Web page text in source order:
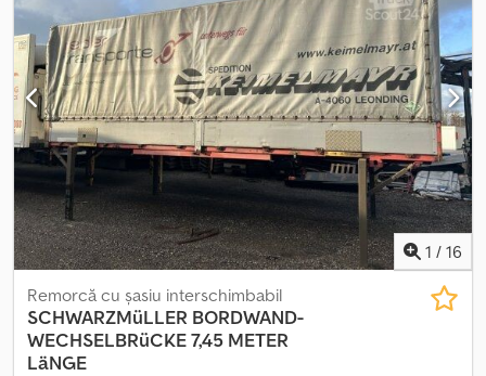
1 / 16
Remorcă cu șasiu interschimbabil
SCHWARZMüLLER BORDWAND-
WECHSELBRüCKE 7,45 METER
LäNGE